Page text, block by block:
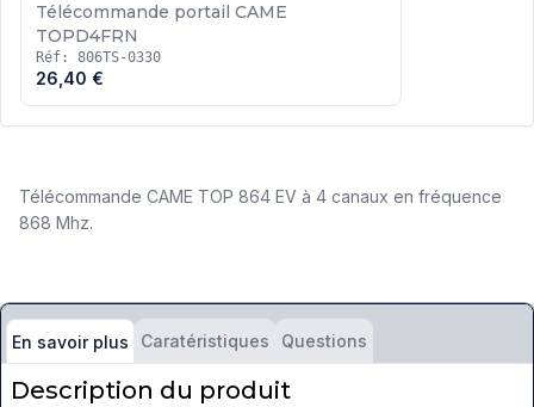
Télécommande portail CAME
TOPD4FRN
Réf: 806TS-0330
26,40 €
Télécommande CAME TOP 864 EV à 4 canaux en fréquence
868 Mhz.
En savoir plus Caratéristiques Questions
Description du produit